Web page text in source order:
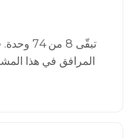
تبقّى 8
المرافق في هذا